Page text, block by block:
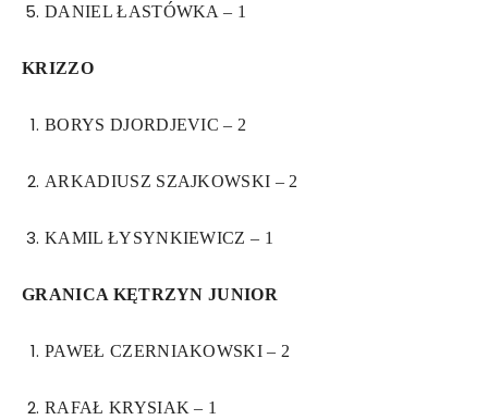
DANIEL ŁASTÓWKA – 1
KRIZZO
BORYS DJORDJEVIC – 2
ARKADIUSZ SZAJKOWSKI – 2
KAMIL ŁYSYNKIEWICZ – 1
GRANICA KĘTRZYN JUNIOR
PAWEŁ CZERNIAKOWSKI – 2
RAFAŁ KRYSIAK – 1